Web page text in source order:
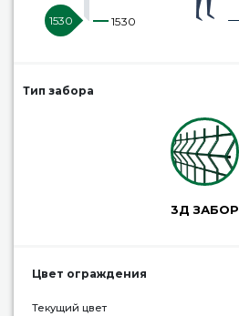
1530 1530
Тип забора
3Д ЗАБОР
Цвет ограждения
Текущий цвет